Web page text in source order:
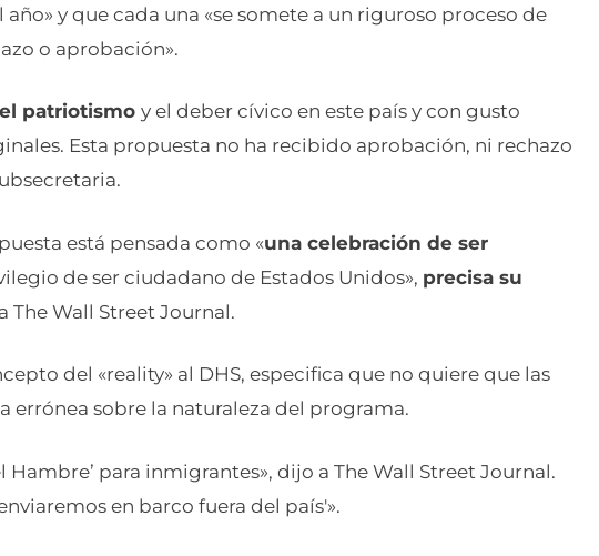
y que cada una «se somete a un riguroso proceso de
o aprobación».
patriotismo y el deber cívico en este país y con gusto
Esta propuesta no ha recibido aprobación, ni rechazo
está pensada como «una celebración de ser
de ser ciudadano de Estados Unidos», precisa su
The Wall Street Journal.
del «reality» al DHS, especifica que no quiere que las
errónea sobre la naturaleza del programa.
Hambre’ para inmigrantes», dijo a The Wall Street Journal.
en barco fuera del país'».